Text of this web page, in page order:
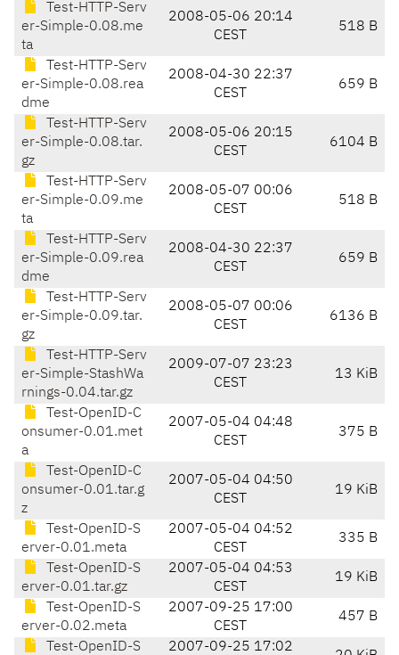
Test-HTTP-Serv
er-Simple-0.08.me
ta
2008-05-06 20:14
CEST
518 B
Test-HTTP-Serv
er-Simple-0.08.rea
dme
2008-04-30 22:37
CEST
659 B
Test-HTTP-Serv
er-Simple-0.08.tar.
gz
2008-05-06 20:15
CEST
6104 B
Test-HTTP-Serv
er-Simple-0.09.me
ta
2008-05-07 00:06
CEST
518 B
Test-HTTP-Serv
er-Simple-0.09.rea
dme
2008-04-30 22:37
CEST
659 B
Test-HTTP-Serv
er-Simple-0.09.tar.
gz
2008-05-07 00:06
CEST
6136 B
Test-HTTP-Serv
er-Simple-StashWa
rnings-0.04.tar.gz
2009-07-07 23:23
CEST
13 KiB
Test-OpenID-C
onsumer-0.01.met
a
2007-05-04 04:48
CEST
375 B
Test-OpenID-C
onsumer-0.01.tar.g
z
2007-05-04 04:50
CEST
19 KiB
Test-OpenID-S
erver-0.01.meta
2007-05-04 04:52
CEST
335 B
Test-OpenID-S
erver-0.01.tar.gz
2007-05-04 04:53
CEST
19 KiB
Test-OpenID-S
erver-0.02.meta
2007-09-25 17:00
CEST
457 B
Test-OpenID-S
2007-09-25 17:02